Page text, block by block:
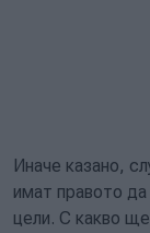
Иначе казано,
имат правото
цели. С какво